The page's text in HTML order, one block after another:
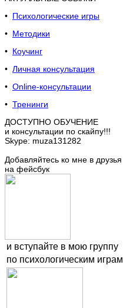
• Психологические игры
• Методики
• Коучинг
• Личная консультация
• Online-консультации
• Тренинги
ДОСТУПНО ОБУЧЕНИЕ
и консультации по скайпу!!!
Skype: muza131282
Добавляйтесь ко мне в друзья
на фейсбук
и вступайте в мою группу
по психологическим играм